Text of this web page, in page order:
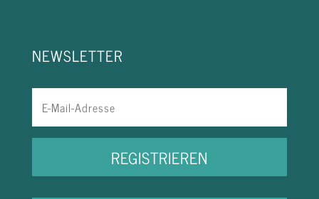
NEWSLETTER
REGISTRIEREN